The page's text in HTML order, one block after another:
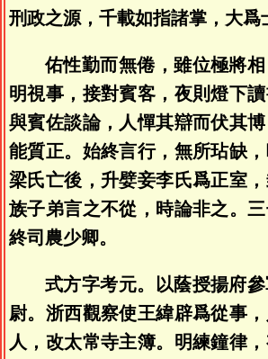
刑政之源，千載如指諸掌，大爲
佑性勤而無倦，雖位極將
明視事，接對賓客，夜則燈下讀
與賓佐談論，人憚其辯而伏其
能質正。始終言行，無所玷缺
梁氏亡後，升嬖妾李氏爲正室
族子弟言之不從，時論非之。
終司農少卿。
式方字考元。以蔭授揚府
尉。浙西觀察使王緯辟爲從事
人，改太常寺主簿。明練鐘律